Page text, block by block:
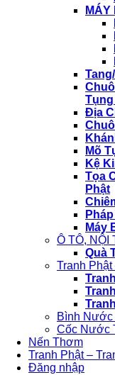
MÁY
Địa
Mõ
Kệ
Tọa
Phật
Máy
Ô TÔ, NỘI
Quà
Tranh
Bình Nước
Cốc Nước
Nến Thơm
Tranh Phật –
Đăng nhập